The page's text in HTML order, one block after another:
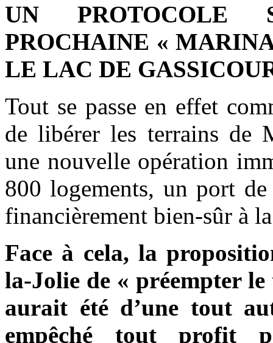
UN PROTOCOLE
PROCHAINE «
LE LAC DE
Tout se passe en effet
de libérer les terrains de
une nouvelle opération
800 logements, un port
financièrement bien-sûr à
Face à cela, la
la-Jolie de « préempter
aurait été d’une tout
empêché tout profit